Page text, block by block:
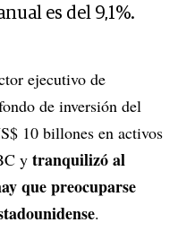
es del 9,1%.
ejecutivo de
de inversión del
10 billones en activos
y tranquilizó al
que preocuparse
.